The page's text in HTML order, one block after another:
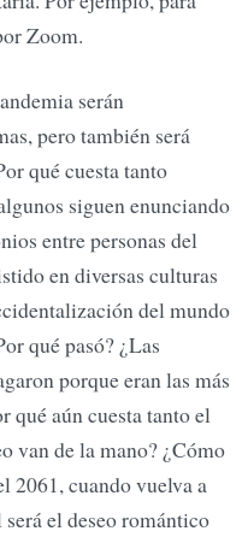
Zoom.
serán
pero también será
qué cuesta tanto
siguen enunciando
entre personas del
en diversas culturas
del mundo
qué pasó? ¿Las
porque eran las más
qué aún cuesta tanto el
van de la mano? ¿Cómo
2061, cuando vuelva a
el deseo romántico